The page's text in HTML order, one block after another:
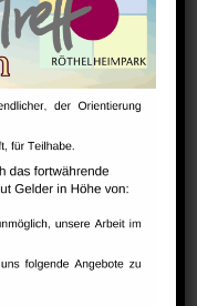
der Ferien)